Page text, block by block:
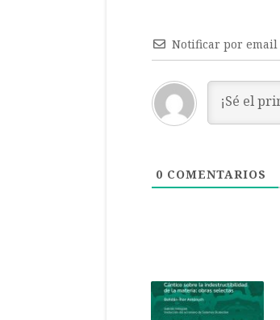
Notificar por email
0 COMENTARIOS